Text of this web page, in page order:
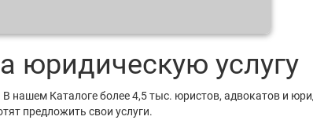
юридическую услугу
В нашем Каталоге более 4,5 тыс. юристов, адвокатов и
предложить свои услуги.